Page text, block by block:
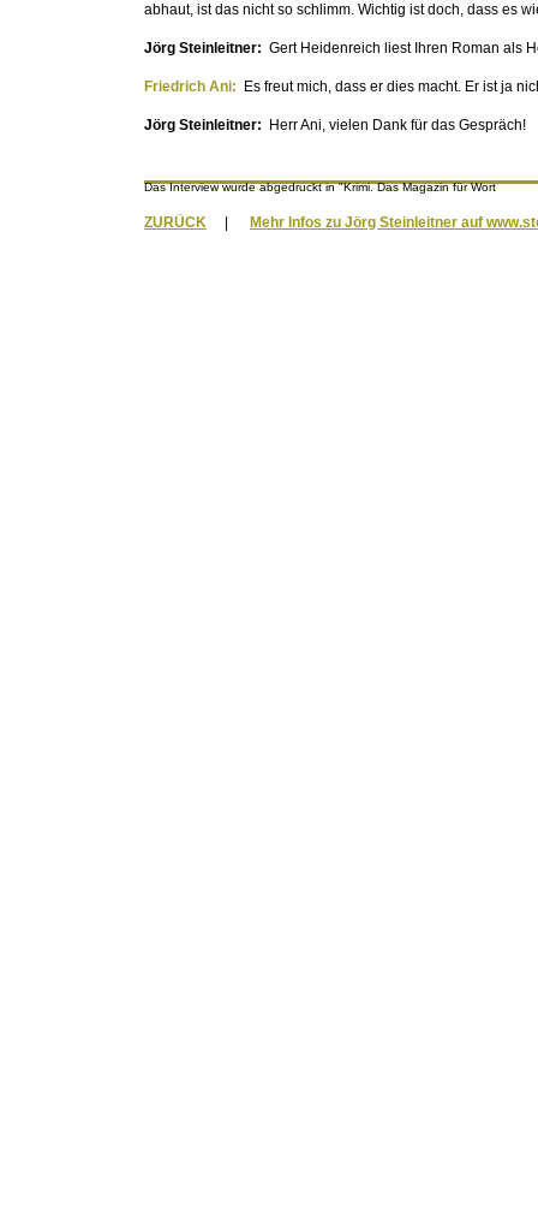
abhaut, ist das nicht so schlimm. Wichtig ist doch, dass es
Jörg Steinleitner: Gert Heidenreich liest Ihren Roman als
Friedrich Ani: Es freut mich, dass er dies macht. Er ist ja
Jörg Steinleitner: Herr Ani, vielen Dank für das Gespräch!
Das Interview wurde abgedruckt in "Krimi. Das Magazin für Wort
ZURÜCK Mehr Infos zu Jörg Steinleitner auf